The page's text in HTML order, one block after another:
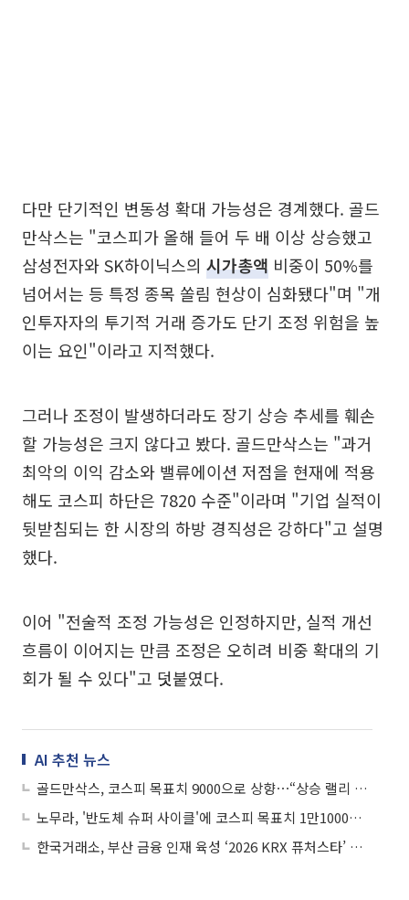
다만 단기적인 변동성 확대 가능성은 경계했다. 골드
만삭스는 "코스피가 올해 들어 두 배 이상 상승했고
삼성전자와 SK하이닉스의 시가총액 비중이 50%를
넘어서는 등 특정 종목 쏠림 현상이 심화됐다"며 "개
인투자자의 투기적 거래 증가도 단기 조정 위험을 높
이는 요인"이라고 지적했다.
그러나 조정이 발생하더라도 장기 상승 추세를 훼손
할 가능성은 크지 않다고 봤다. 골드만삭스는 "과거
최악의 이익 감소와 밸류에이션 저점을 현재에 적용
해도 코스피 하단은 7820 수준"이라며 "기업 실적이
뒷받침되는 한 시장의 하방 경직성은 강하다"고 설명
했다.
이어 "전술적 조정 가능성은 인정하지만, 실적 개선
흐름이 이어지는 만큼 조정은 오히려 비중 확대의 기
회가 될 수 있다"고 덧붙였다.
AI 추천 뉴스
골드만삭스, 코스피 목표치 9000으로 상향⋯“상승 랠리 아직 안 끝났다”
노무라, '반도체 슈퍼 사이클'에 코스피 목표치 1만1000으로 상향
한국거래소, 부산 금융 인재 육성 ‘2026 KRX 퓨처스타’ 닻 올렸다